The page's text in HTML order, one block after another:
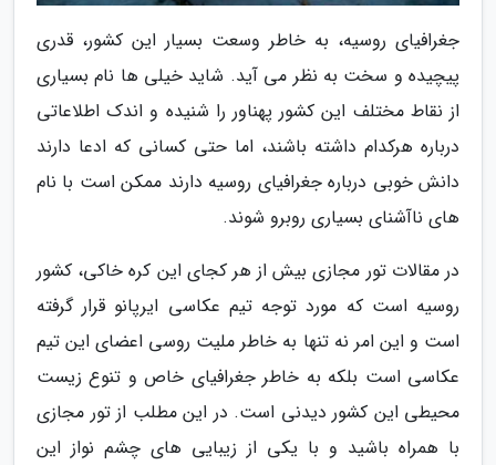
جغرافیای روسیه، به خاطر وسعت بسیار این کشور، قدری
پیچیده و سخت به نظر می آید. شاید خیلی ها نام بسیاری
از نقاط مختلف این کشور پهناور را شنیده و اندک اطلاعاتی
درباره هرکدام داشته باشند، اما حتی کسانی که ادعا دارند
دانش خوبی درباره جغرافیای روسیه دارند ممکن است با نام
های ناآشنای بسیاری روبرو شوند.
در مقالات تور مجازی بیش از هر کجای این کره خاکی، کشور
روسیه است که مورد توجه تیم عکاسی ایرپانو قرار گرفته
است و این امر نه تنها به خاطر ملیت روسی اعضای این تیم
عکاسی است بلکه به خاطر جغرافیای خاص و تنوع زیست
محیطی این کشور دیدنی است. در این مطلب از تور مجازی
با همراه باشید و با یکی از زیبایی های چشم نواز این